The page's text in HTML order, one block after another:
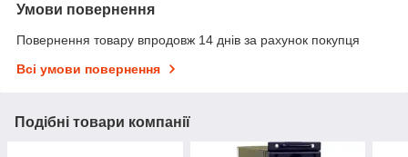
Умови повернення
Повернення товару впродовж 14 днів за рахунок покупця
Всі умови повернення
Подібні товари компанії